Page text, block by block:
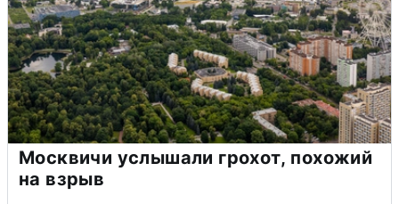
Москвичи услышали грохот, похожий
на взрыв